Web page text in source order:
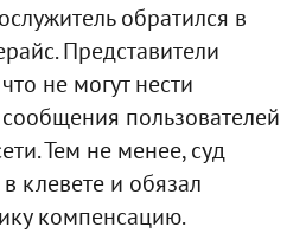
обратился в
Представители
не могут нести
сообщения пользователей
Тем не менее, суд
клевете и обязал
компенсацию.